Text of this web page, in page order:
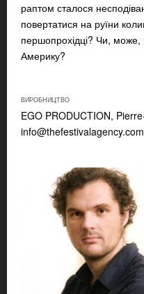
раптом сталося
повертатися на руїни
першопрохідці? Чи, може,
Америку?
ВИРОБНИЦТВО
EGO PRODUCTION,
info@thefestivalagency.com